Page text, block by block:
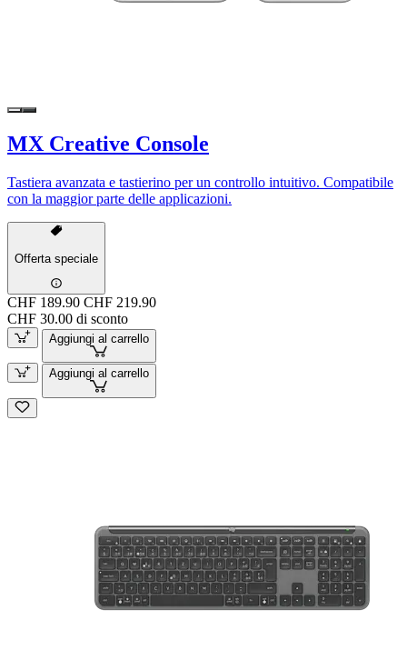
MX Creative Console
Tastiera avanzata e tastierino per un controllo intuitivo. Compatibile
con la maggior parte delle applicazioni.
Offerta speciale
CHF 189.90 CHF 219.90
CHF 30.00 di sconto
Aggiungi al carrello
Aggiungi al carrello